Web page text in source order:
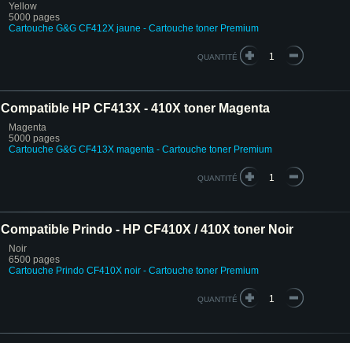
Yellow
5000 pages
Cartouche G&G CF412X jaune - Cartouche toner Premium
QUANTITÉ
Compatible HP CF413X - 410X toner Magenta
Magenta
5000 pages
Cartouche G&G CF413X magenta - Cartouche toner Premium
QUANTITÉ
Compatible Prindo - HP CF410X / 410X toner Noir
Noir
6500 pages
Cartouche Prindo CF410X noir - Cartouche toner Premium
QUANTITÉ